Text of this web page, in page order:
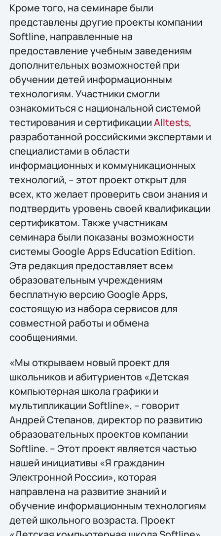
Кроме того, на семинаре были
представлены другие проекты компании
Softline, направленные на
предоставление учебным заведениям
дополнительных возможностей при
обучении детей информационным
технологиям. Участники смогли
ознакомиться с национальной системой
тестирования и сертификацииAlltests,
разработанной российскими экспертами и
специалистами в области
информационных и коммуникационных
технологий, – этот проект открыт для
всех, кто желает проверить свои знания и
подтвердить уровень своей квалификации
сертификатом. Также участникам
семинара были показаны возможности
системы Google Apps Education Edition.
Эта редакция предоставляет всем
образовательным учреждениям
бесплатную версию Google Apps,
состоящую из набора сервисов для
совместной работы и обмена
сообщениями.
«Мы открываем новый проект для
школьников и абитуриентов «Детская
компьютерная школа графики и
мультипликации Softline», – говорит
Андрей Степанов, директор по развитию
образовательных проектов компании
Softline. – Этот проект является частью
нашей инициативы «Я гражданин
Электронной России», которая
направлена на развитие знаний и
обучение информационным технологиям
детей школьного возраста. Проект